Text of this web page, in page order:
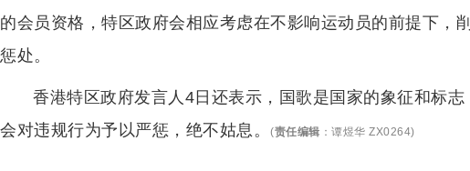
的会员资格，特区政府会相应考虑在不影响运动员的前提下，
惩处。
香港特区政府发言人4日还表示，国歌是国家的象征和标
会对违规行为予以严惩，绝不姑息。
(责任编辑 ： 谭煜华 ZX0264)